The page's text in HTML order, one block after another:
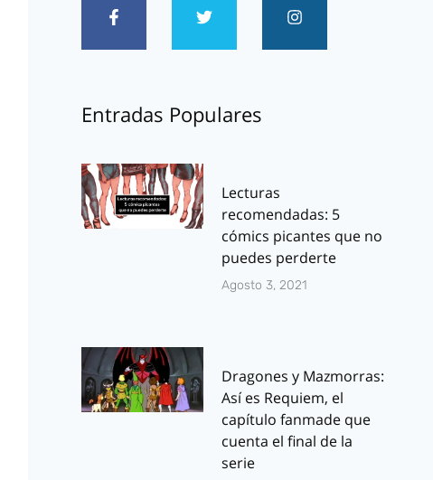
Entradas Populares
Lecturas
recomendadas: 5
cómics picantes que no
puedes perderte
Agosto 3, 2021
Dragones y Mazmorras:
Así es Requiem, el
capítulo fanmade que
cuenta el final de la
serie